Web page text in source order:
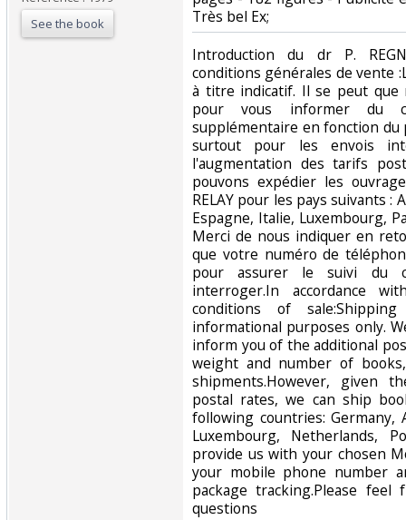
See the book
Très bel Ex;‎
‎Introduction du dr P.
conditions générales de vente
à titre indicatif. Il se peut que
pour vous informer du
supplémentaire en fonction
surtout pour les envois
l'augmentation des tarifs
pouvons expédier les
RELAY pour les pays suivants :
Espagne, Italie, Luxembourg,
Merci de nous indiquer en
que votre numéro de
pour assurer le suivi du
interroger.In accordance
conditions of
informational purposes only.
inform you of the additional
weight and number of
shipments.However, given
postal rates, we can ship
following countries: Germany,
Luxembourg, Netherlands,
provide us with your chosen
your mobile phone number
package tracking.Please
questions‎